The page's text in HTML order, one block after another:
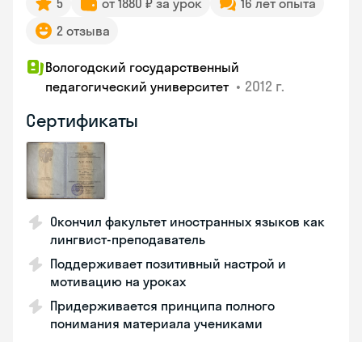
5 от 1880 ₽ за урок
16 лет опыта
2 отзыва
Вологодский государственный
педагогический университет • 2012 г.
Сертификаты
Окончил факультет иностранных языков как
лингвист-преподаватель
Поддерживает позитивный настрой и
мотивацию на уроках
Придерживается принципа полного
понимания материала учениками